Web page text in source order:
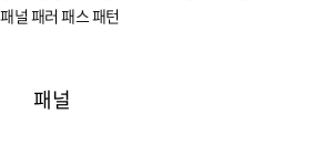
패널 패러 패스패턴
패널